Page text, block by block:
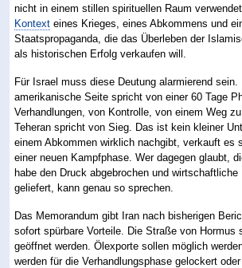
nicht in einem stillen spirituellen Raum
Kontext eines Krieges, eines Abkommens und
Staatspropaganda, die das Überleben der
als historischen Erfolg verkaufen will.
Für Israel muss diese Deutung alarmierend sein.
amerikanische Seite spricht von einer 60 Tage
Verhandlungen, von Kontrolle, von einem Weg
Teheran spricht von Sieg. Das ist kein kleiner
einem Abkommen wirklich nachgibt, verkauft es
einer neuen Kampfphase. Wer dagegen glaubt,
habe den Druck abgebrochen und wirtschaftliche
geliefert, kann genau so sprechen.
Das Memorandum gibt Iran nach bisherigen
sofort spürbare Vorteile. Die Straße von Hormus
geöffnet werden. Ölexporte sollen möglich
werden für die Verhandlungsphase gelockert